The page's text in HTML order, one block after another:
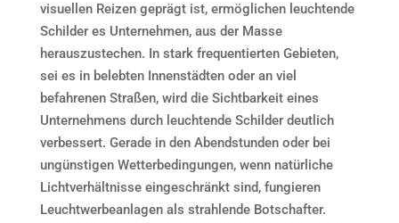
visuellen Reizen geprägt ist, ermöglichen leuchtende
Schilder es Unternehmen, aus der Masse
herauszustechen. In stark frequentierten Gebieten,
sei es in belebten Innenstädten oder an viel
befahrenen Straßen, wird die Sichtbarkeit eines
Unternehmens durch leuchtende Schilder deutlich
verbessert. Gerade in den Abendstunden oder bei
ungünstigen Wetterbedingungen, wenn natürliche
Lichtverhältnisse eingeschränkt sind, fungieren
Leuchtwerbeanlagen als strahlende Botschafter.